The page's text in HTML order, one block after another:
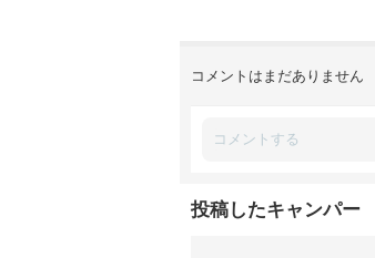
コメントはまだありません
投稿したキャンパー